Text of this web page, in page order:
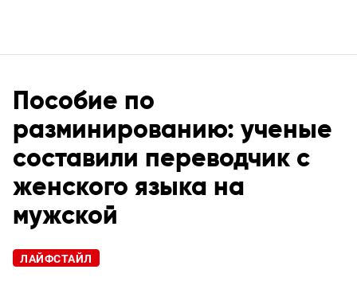
Пособие по
разминированию: ученые
составили переводчик с
женского языка на
мужской
ЛАЙФСТАЙЛ